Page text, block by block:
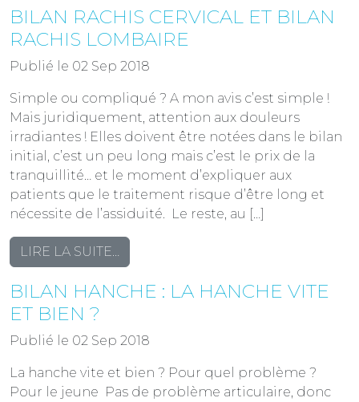
KINÉ
ÉPAULE
BILAN RACHIS CERVICAL ET BILAN
RACHIS LOMBAIRE
Publié le 02 Sep 2018
Simple ou compliqué ? A mon avis c’est simple !
Mais juridiquement, attention aux douleurs
irradiantes ! Elles doivent être notées dans le bilan
initial, c’est un peu long mais c’est le prix de la
tranquillité… et le moment d’expliquer aux
patients que le traitement risque d’être long et
nécessite de l’assiduité. Le reste, au […]
LIRE LA SUITE…
BILAN
RACHIS
BILAN
RACHIS
LOMBAIRE
BILAN HANCHE : LA HANCHE VITE
ET BIEN ?
Publié le 02 Sep 2018
La hanche vite et bien ? Pour quel problème ?
Pour le jeune Pas de problème articulaire, donc